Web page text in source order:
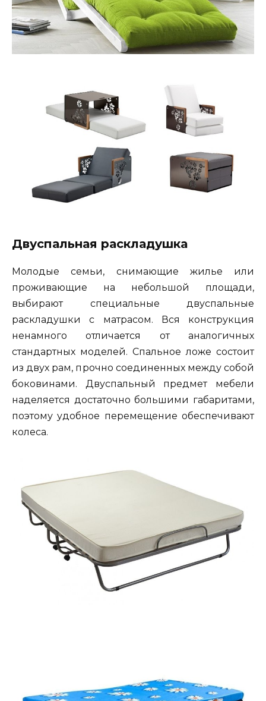
Двуспальная раскладушка
Молодые семьи, снимающие жилье или
проживающие на небольшой площади,
выбирают специальные двуспальные
раскладушки с матрасом. Вся конструкция
ненамного отличается от аналогичных
стандартных моделей. Спальное ложе состоит
из двух рам, прочно соединенных между собой
боковинами. Двуспальный предмет мебели
наделяется достаточно большими габаритами,
поэтому удобное перемещение обеспечивают
колеса.